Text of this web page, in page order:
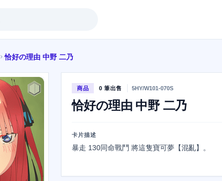
chevron_right恰好の理由 中野 二乃
商品 0 筆出售 5HY/W101-070S
恰好の理由 中野 二乃
卡片描述
暴走 130同命戰鬥 將這隻寶可夢【混亂】。